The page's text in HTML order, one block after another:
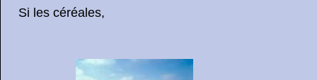
Si les céréales,